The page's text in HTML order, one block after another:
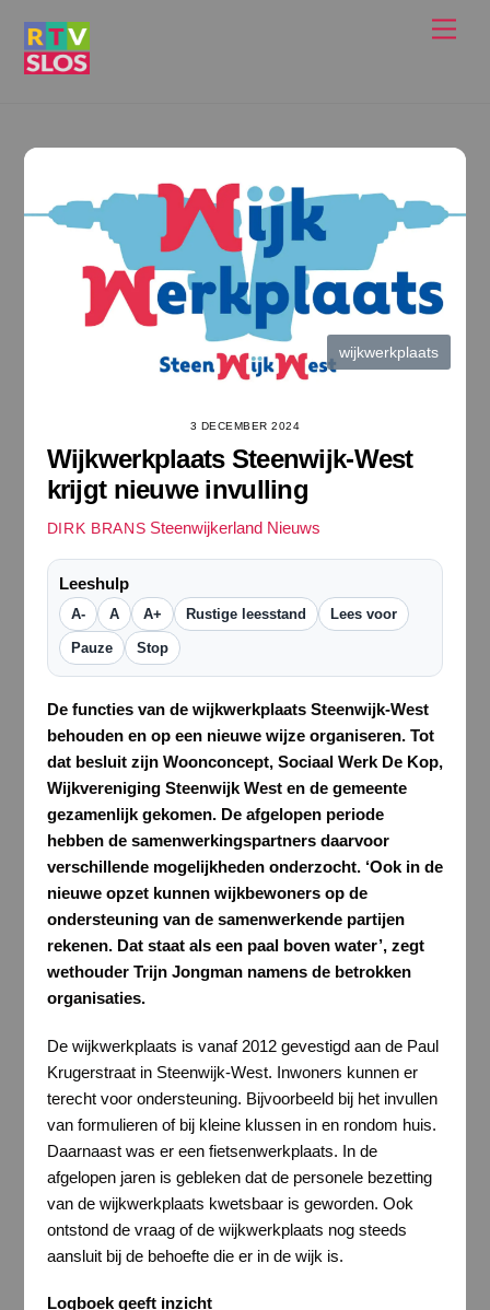
wijkwerkplaats
3 DECEMBER 2024
Wijkwerkplaats Steenwijk-West
krijgt nieuwe invulling
DIRK BRANS Steenwijkerland Nieuws
Leeshulp
A- A A+ Rustige leesstand Lees voor
Pauze Stop
De functies van de wijkwerkplaats Steenwijk-West
behouden en op een nieuwe wijze organiseren. Tot
dat besluit zijn Woonconcept, Sociaal Werk De Kop,
Wijkvereniging Steenwijk West en de gemeente
gezamenlijk gekomen. De afgelopen periode
hebben de samenwerkingspartners daarvoor
verschillende mogelijkheden onderzocht. ‘Ook in de
nieuwe opzet kunnen wijkbewoners op de
ondersteuning van de samenwerkende partijen
rekenen. Dat staat als een paal boven water’, zegt
wethouder Trijn Jongman namens de betrokken
organisaties.
De wijkwerkplaats is vanaf 2012 gevestigd aan de Paul
Krugerstraat in Steenwijk-West. Inwoners kunnen er
terecht voor ondersteuning. Bijvoorbeeld bij het invullen
van formulieren of bij kleine klussen in en rondom huis.
Daarnaast was er een fietsenwerkplaats. In de
afgelopen jaren is gebleken dat de personele bezetting
van de wijkwerkplaats kwetsbaar is geworden. Ook
ontstond de vraag of de wijkwerkplaats nog steeds
aansluit bij de behoefte die er in de wijk is.
Logboek geeft inzicht